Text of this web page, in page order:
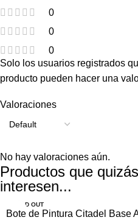
0
0
0
Valoraciones
No hay valoraciones aún.
Solo los usuarios registrados
producto pueden hacer una
Productos que
interesen...
SOLD OUT
Bote de Pintura Citadel Base